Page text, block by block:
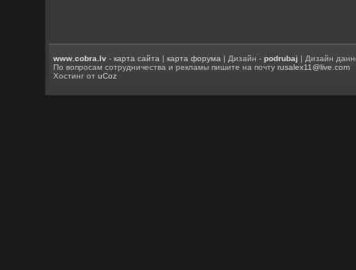
www.cobra.lv -карта сайта |карта форума | Дизайн -podrubaj | Дизайн
По вопросам сотрудничества и рекламы пишите на почтуrusalex11@live.com
Хостинг отuCoz